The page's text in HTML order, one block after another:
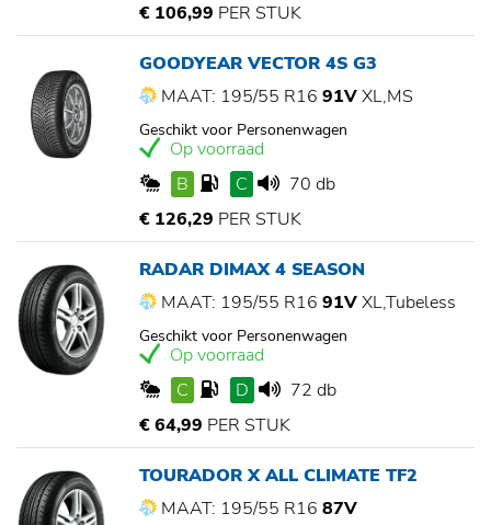
€ 106,99 PER STUK
GOODYEAR VECTOR 4S G3
MAAT: 195/55 R16 91VXL,MS
Geschikt voor Personenwagen
Op voorraad
B
C
70 db
€ 126,29 PER STUK
RADAR DIMAX 4 SEASON
MAAT: 195/55 R16 91VXL,Tubeless
Geschikt voor Personenwagen
Op voorraad
C
D
72 db
€ 64,99 PER STUK
TOURADOR X ALL CLIMATE TF2
MAAT: 195/55 R16 87V